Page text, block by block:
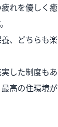
れを優しく
、どちらも
した制度も
高の住環境